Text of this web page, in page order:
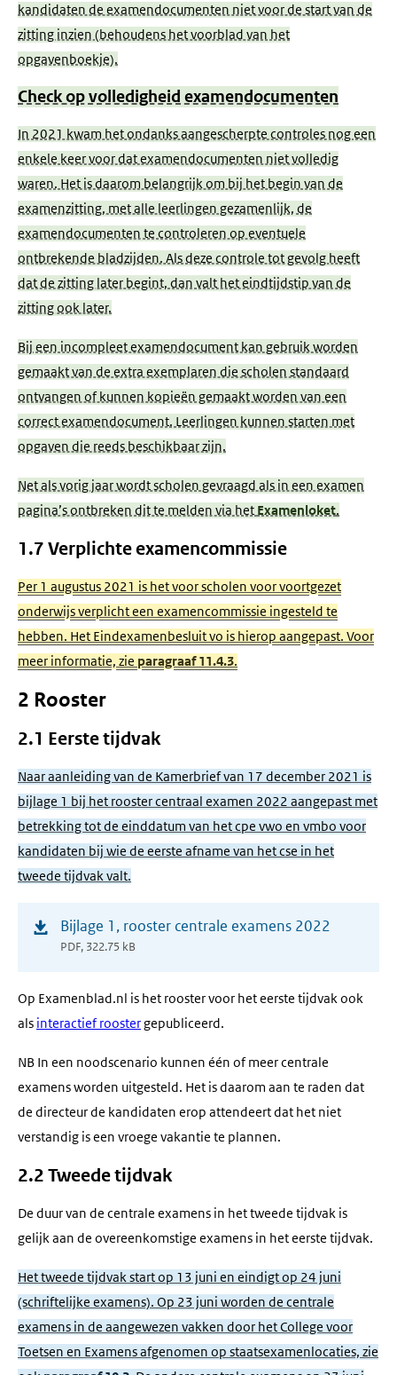
kandidaten de examendocumenten niet voor de start van de
zitting inzien (behoudens het voorblad van het
opgavenboekje).
Check op volledigheid examendocumenten
In 2021 kwam het ondanks aangescherpte controles nog een
enkele keer voor dat examendocumenten niet volledig
waren. Het is daarom belangrijk om bij het begin van de
examenzitting, met alle leerlingen gezamenlijk, de
examendocumenten te controleren op eventuele
ontbrekende bladzijden. Als deze controle tot gevolg heeft
dat de zitting later begint, dan valt het eindtijdstip van de
zitting ook later.
Bij een incompleet examendocument kan gebruik worden
gemaakt van de extra exemplaren die scholen standaard
ontvangen of kunnen kopieën gemaakt worden van een
correct examendocument. Leerlingen kunnen starten met
opgaven die reeds beschikbaar zijn.
Net als vorig jaar wordt scholen gevraagd als in een examen
pagina’s ontbreken dit te melden via het Examenloket.
1.7 Verplichte examencommissie
Per 1 augustus 2021 is het voor scholen voor voortgezet
onderwijs verplicht een examencommissie ingesteld te
hebben. Het Eindexamenbesluit vo is hierop aangepast. Voor
meer informatie, zie paragraaf 11.4.3.
2 Rooster
2.1 Eerste tijdvak
Naar aanleiding van de Kamerbrief van 17 december 2021 is
bijlage 1 bij het rooster centraal examen 2022 aangepast met
betrekking tot de einddatum van het cpe vwo en vmbo voor
kandidaten bij wie de eerste afname van het cse in het
tweede tijdvak valt.
Bijlage 1, rooster centrale examens 2022
PDF, 322.75 kB
Op Examenblad.nl is het rooster voor het eerste tijdvak ook
als interactief roostergepubliceerd.
NB In een noodscenario kunnen één of meer centrale
examens worden uitgesteld. Het is daarom aan te raden dat
de directeur de kandidaten erop attendeert dat het niet
verstandig is een vroege vakantie te plannen.
2.2 Tweede tijdvak
De duur van de centrale examens in het tweede tijdvak is
gelijk aan de overeenkomstige examens in het eerste tijdvak.
Het tweede tijdvak start op 13 juni en eindigt op 24 juni
(schriftelijke examens). Op 23 juni worden de centrale
examens in de aangewezen vakken door het College voor
Toetsen en Examens afgenomen op staatsexamenlocaties, zie